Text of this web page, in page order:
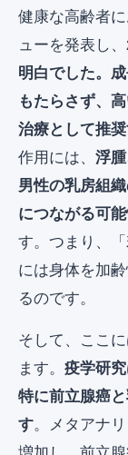
健康な高齢者
ューを発表し
明白でした。
もたらさず、
治療として推
作用には、 浮
男性の乳房組
につながる可
す。つまり、
には身体を加
るのです。
そして、ここ
ます。 疫学研
特に前立腺癌
す。メタアナ